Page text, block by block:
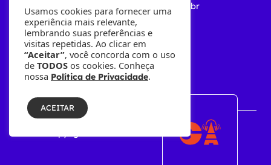
comercial@radiogazeta.com.br
Baixe nosso APP
© Copyright 2001-2026 • Fundação Cásper Líbero.
Usamos cookies para fornecer uma
experiência mais relevante,
lembrando suas preferências e
visitas repetidas. Ao clicar em
“Aceitar”, você concorda com o uso
de TODOS os cookies. Conheça
nossa Política de Privacidade.
ACEITAR